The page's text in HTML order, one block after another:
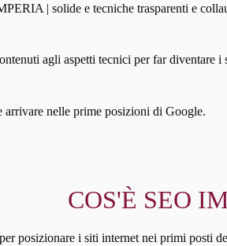
| solide e tecniche trasparenti e
agli aspetti tecnici per far diventare
arrivare nelle prime posizioni di Google.
COS'È SEO
posizionare i siti internet nei primi posti